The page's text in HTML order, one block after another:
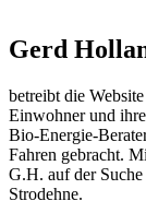
Gerd
betreibt die
Einwohner und
Bio-Energie-
Fahren gebracht.
G.H. auf der
Strodehne.